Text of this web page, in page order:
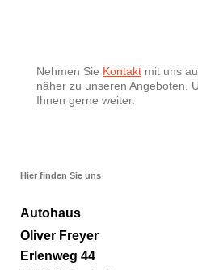
Nehmen Sie Kontakt mit uns
näher zu unseren Angeboten.
Ihnen gerne weiter.
Hier finden Sie uns
Autohaus
Oliver Freyer
Erlenweg 44